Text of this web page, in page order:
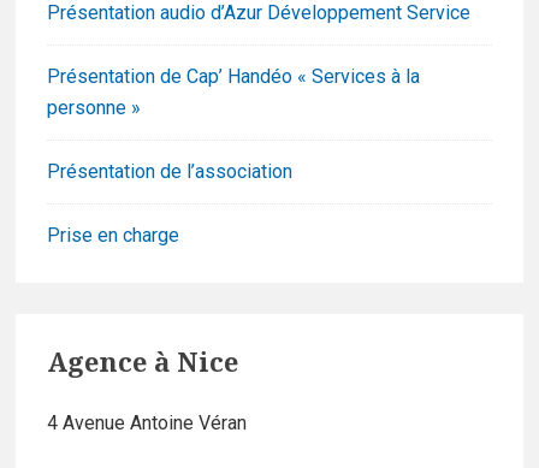
Présentation audio d’Azur Développement Service
Présentation de Cap’ Handéo « Services à la
personne »
Présentation de l’association
Prise en charge
Agence à Nice
4 Avenue Antoine Véran